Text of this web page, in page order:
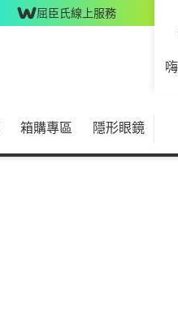
屈臣氏線上服務
箱購專區 隱形眼鏡